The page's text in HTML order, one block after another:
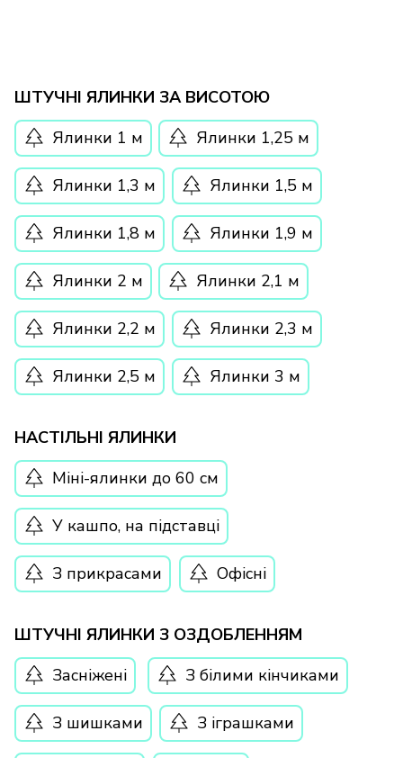
Ялинки 3 м
Ялинки 2,5 м
Ялинки 2,3 м
Ялинки 2,2 м
Ялинки 2,1 м
Ялинки 2 м
Ялинки 1,9 м
Офісні
З іграшками
Ялинки 1,8 м
З прикрасами
З шишками
Ялинки 1,5 м
Ялинки 1,3 м
У кашпо, на підставці
З білими кінчиками
Ялинки 1,25 м
Ялинки 1 м
Міні-ялинки до 60 см
Засніжені
ШТУЧНІ ЯЛИНКИ ЗА ВИСОТОЮ
НАСТІЛЬНІ ЯЛИНКИ
ШТУЧНІ ЯЛИНКИ З ОЗДОБЛЕННЯМ